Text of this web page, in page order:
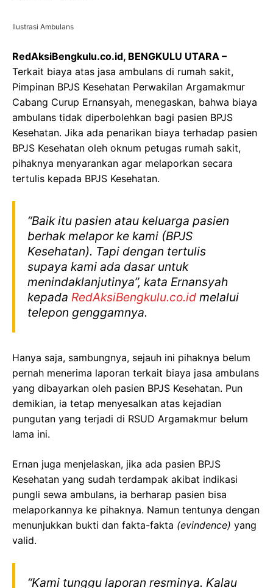
Ilustrasi Ambulans
RedAksiBengkulu.co.id, BENGKULU UTARA –
Terkait biaya atas jasa ambulans di rumah sakit,
Pimpinan BPJS Kesehatan Perwakilan Argamakmur
Cabang Curup Ernansyah, menegaskan, bahwa biaya
ambulans tidak diperbolehkan bagi pasien BPJS
Kesehatan. Jika ada penarikan biaya terhadap pasien
BPJS Kesehatan oleh oknum petugas rumah sakit,
pihaknya menyarankan agar melaporkan secara
tertulis kepada BPJS Kesehatan.
“Baik itu pasien atau keluarga pasien
berhak melapor ke kami (BPJS
Kesehatan). Tapi dengan tertulis
supaya kami ada dasar untuk
menindaklanjutinya”, kata Ernansyah
kepada RedAksiBengkulu.co.id melalui
telepon genggamnya.
Hanya saja, sambungnya, sejauh ini pihaknya belum
pernah menerima laporan terkait biaya jasa ambulans
yang dibayarkan oleh pasien BPJS Kesehatan. Pun
demikian, ia tetap menyesalkan atas kejadian
pungutan yang terjadi di RSUD Argamakmur belum
lama ini.
Ernan juga menjelaskan, jika ada pasien BPJS
Kesehatan yang sudah terdampak akibat indikasi
pungli sewa ambulans, ia berharap pasien bisa
melaporkannya ke pihaknya. Namun tentunya dengan
menunjukkan bukti dan fakta-fakta (evindence) yang
valid.
“Kami tunggu laporan resminya. Kalau